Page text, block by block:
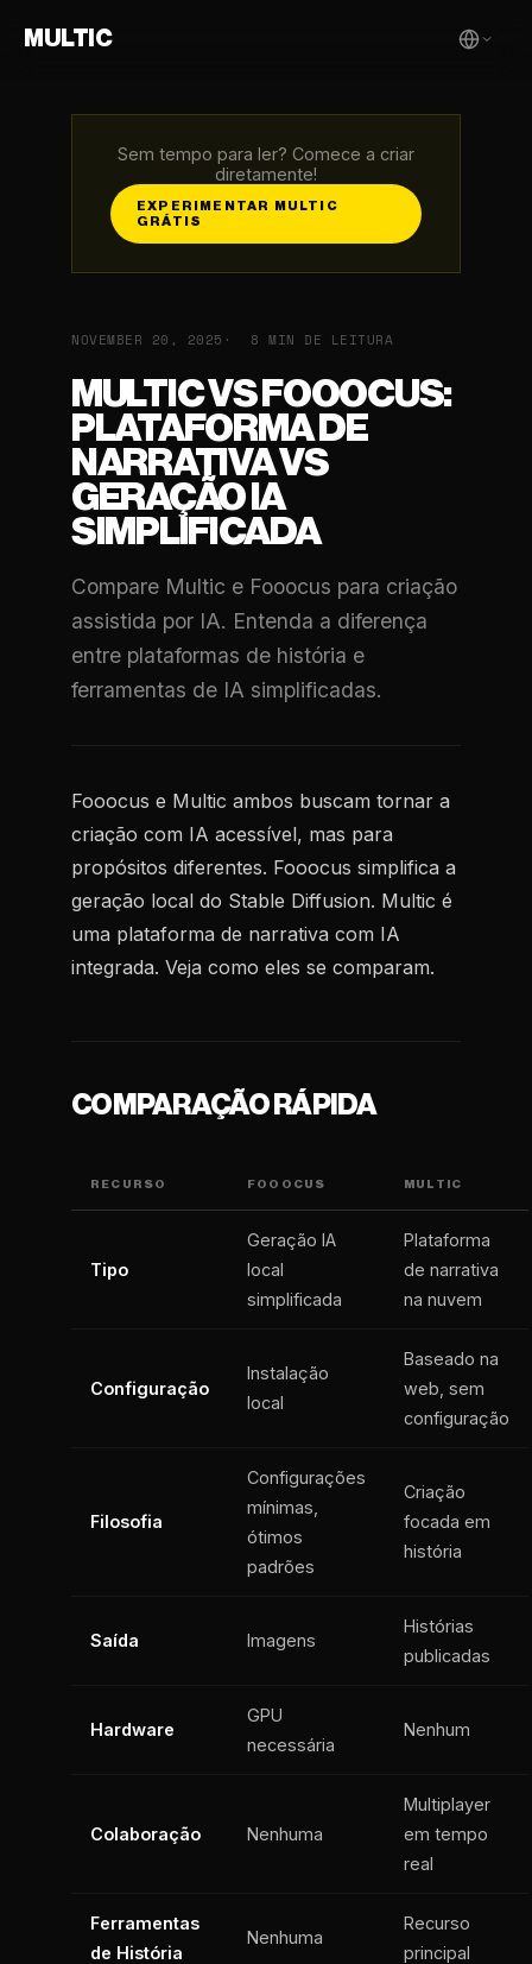
MULTIC
Sem tempo para ler? Comece a criar
diretamente!
EXPERIMENTAR MULTIC
GRÁTIS
NOVEMBER 20, 2025 8 MIN DE LEITURA
MULTIC VS FOOOCUS:
PLATAFORMA DE
NARRATIVA VS
GERAÇÃO IA
SIMPLIFICADA
Compare Multic e Fooocus para criação
assistida por IA. Entenda a diferença
entre plataformas de história e
ferramentas de IA simplificadas.
Fooocus e Multic ambos buscam tornar a
criação com IA acessível, mas para
propósitos diferentes. Fooocus simplifica a
geração local do Stable Diffusion. Multic é
uma plataforma de narrativa com IA
integrada. Veja como eles se comparam.
COMPARAÇÃO RÁPIDA
RECURSO FOOOCUS MULTIC
Tipo
Geração IA
local
simplificada
Plataforma
de narrativa
na nuvem
Configuração
Instalação
local
Baseado na
web, sem
configuração
Filosofia
Configurações
mínimas,
ótimos
padrões
Criação
focada em
história
Saída Imagens
Histórias
publicadas
Hardware
GPU
necessária
Nenhum
Colaboração Nenhuma
Multiplayer
em tempo
real
Ferramentas
de História
Nenhuma
Recurso
principal